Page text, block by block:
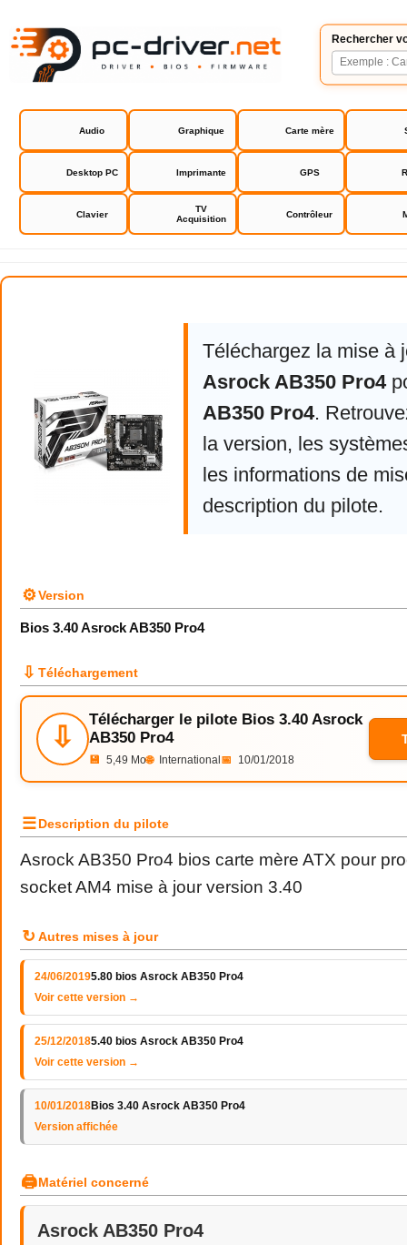
Rechercher
Audio Graphique Carte mère
Desktop PC Imprimante GPS
Clavier
TV
Acquisition
Contrôleur
Asrock AB350 Pro4
Téléchargez la mise à
Asrock AB350 Pro4
AB350 Pro4.
la version, les
les informations de
description du pilote.
⚙Version
Bios 3.40 Asrock AB350 Pro4
⇩ Téléchargement
⇩
Télécharger le pilote Bios 3.40 Asrock
AB350 Pro4
💾 5,49 Mo🌐 International 📅 10/01/2018
☰Description du pilote
Asrock AB350 Pro4 bios carte mère ATX pour
socket AM4 mise à jour version 3.40
↻ Autres mises à jour
24/06/20195.80 bios Asrock AB350 Pro4
Voir cette version →
25/12/20185.40 bios Asrock AB350 Pro4
Voir cette version →
10/01/2018Bios 3.40 Asrock AB350 Pro4
Version affichée
🖨Matériel concerné
Asrock AB350 Pro4